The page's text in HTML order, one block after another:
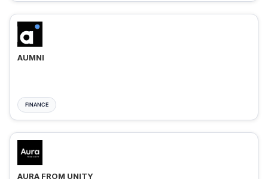
AUMNI
FINANCE
AURA FROM UNITY